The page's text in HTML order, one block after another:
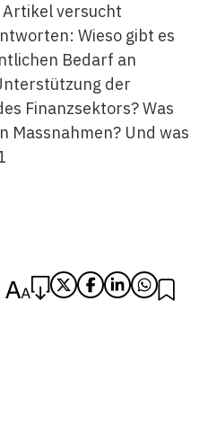
versucht
Wieso gibt es
Bedarf an
der
Finanzsektors? Was
Massnahmen? Und was